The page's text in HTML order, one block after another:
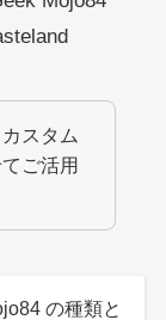
スタム
ご活用
の種類と